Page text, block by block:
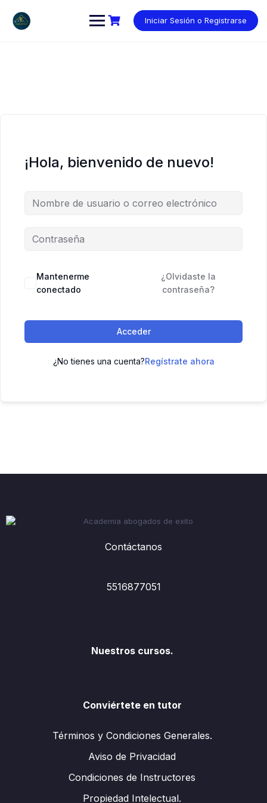
contenido
Iniciar Sesión o Registrarse
¡Hola, bienvenido de nuevo!
Mantenerme
conectado
¿Olvidaste la
contraseña?
Acceder
¿No tienes una cuenta?Regístrate ahora
Contáctanos
5516877051
Nuestros cursos.
Conviértete en tutor
Términos y Condiciones Generales.
Aviso de Privacidad
Condiciones de Instructores
Propiedad Intelectual.